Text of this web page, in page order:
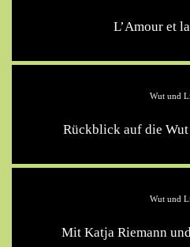
L’Amour et
Wut und
Rückblick auf die
Wut und
Mit Katja Riemann